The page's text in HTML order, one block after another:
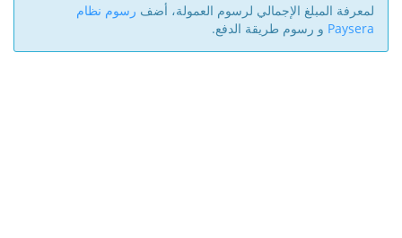
لمعرفة المبلغ الإجمالي لرسوم العمولة، أضف رسوم نظام
Paysera و رسوم طريقة الدفع.